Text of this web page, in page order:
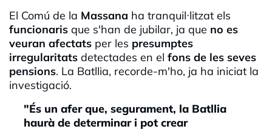
El Comú de la Massana ha tranquil·litzat els
funcionaris que s'han de jubilar, ja que no es
veuran afectats per les presumptes
irregularitats detectades en el fons de les seves
pensions. La Batllia, recorde-m'ho, ja ha iniciat la
investigació.
"És un afer que, segurament, la Batllia
haurà de determinar i pot crear